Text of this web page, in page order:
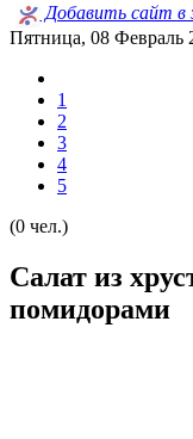
Добавить сайт в
Пятница, 08 Февраль
1
2
3
4
5
(0 чел.)
Салат из
помидорами